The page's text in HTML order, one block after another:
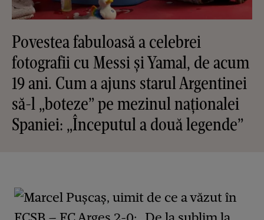
Povestea fabuloasă a celebrei
fotografii cu Messi și Yamal, de acum
19 ani. Cum a ajuns starul Argentinei
să-l „boteze” pe mezinul naționalei
Spaniei: „Începutul a două legende”